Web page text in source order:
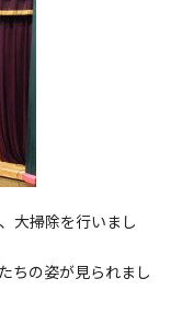
大掃除を行いまし
ちの姿が見られまし